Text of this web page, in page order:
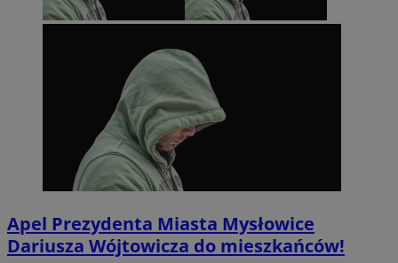
Apel Prezydenta Miasta Mysłowice
Dariusza Wójtowicza do mieszkańców!